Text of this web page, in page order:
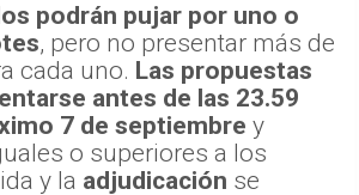
podrán pujar por uno o
, pero no presentar más de
cada uno. Las propuestas
antes de las 23.59
7 de septiembre y
o superiores a los
y la adjudicación se